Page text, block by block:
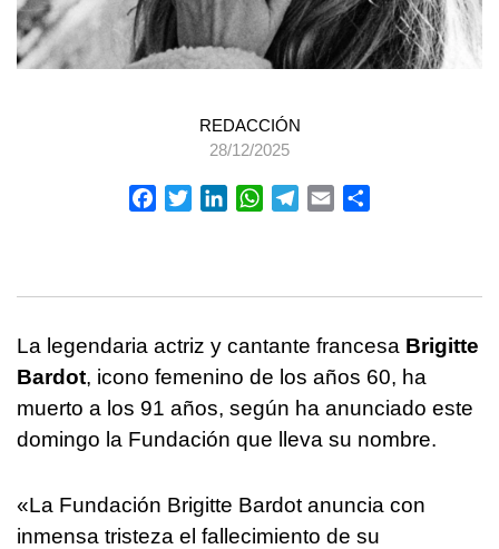
REDACCIÓN
28/12/2025
FacebookTwitterLinkedInWhatsApp
Telegram
Email
La legendaria actriz y cantante francesa Brigitte
Bardot, icono femenino de los años 60, ha
muerto a los 91 años, según ha anunciado este
domingo la Fundación que lleva su nombre.
«La Fundación Brigitte Bardot anuncia con
inmensa tristeza el fallecimiento de su